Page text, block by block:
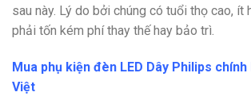
sau này. Lý do bởi chúng có tuổi thọ cao, ít
phải tốn kém phí thay thế hay bảo trì.
Mua phụ kiện đèn LED Dây Philips chính
Việt